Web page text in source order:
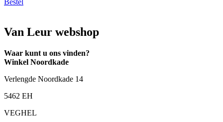
Bestel
Van Leur webshop
Waar kunt u ons vinden?
Winkel Noordkade
Verlengde Noordkade 14
5462 EH
VEGHEL